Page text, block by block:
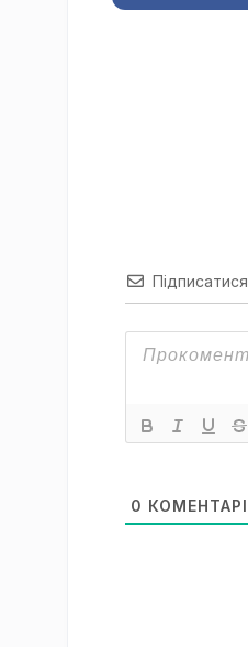
Підписатися
0 КОМЕНТАРІ